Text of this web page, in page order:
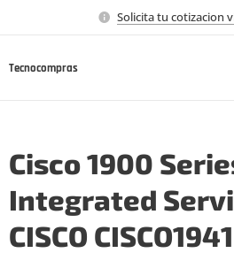
Solicita tu cotizacion
Tecnocompras
Cisco 1900
Integrated
CISCO